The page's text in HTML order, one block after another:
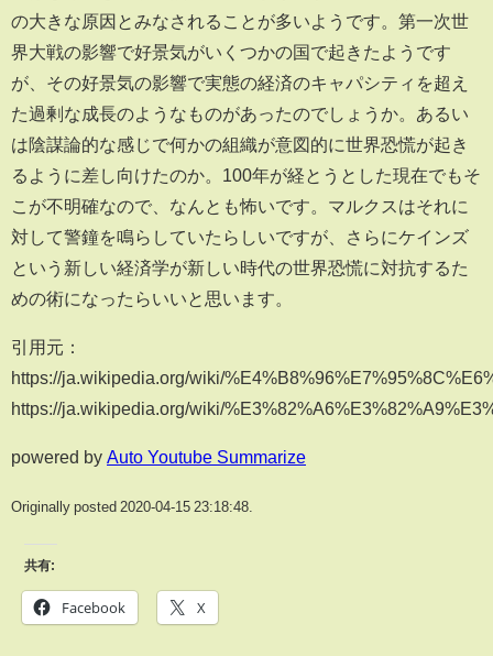
の大きな原因とみなされることが多いようです。第一次世
界大戦の影響で好景気がいくつかの国で起きたようです
が、その好景気の影響で実態の経済のキャパシティを超え
た過剰な成長のようなものがあったのでしょうか。あるい
は陰謀論的な感じで何かの組織が意図的に世界恐慌が起き
るように差し向けたのか。100年が経とうとした現在でもそ
こが不明確なので、なんとも怖いです。マルクスはそれに
対して警鐘を鳴らしていたらしいですが、さらにケインズ
という新しい経済学が新しい時代の世界恐慌に対抗するた
めの術になったらいいと思います。
引用元：
https://ja.wikipedia.org/wiki/
https://ja.wikipedia.org/wiki/
powered by Auto Youtube Summarize
Originally posted 2020-04-15 23:18:48.
共有:
Facebook X